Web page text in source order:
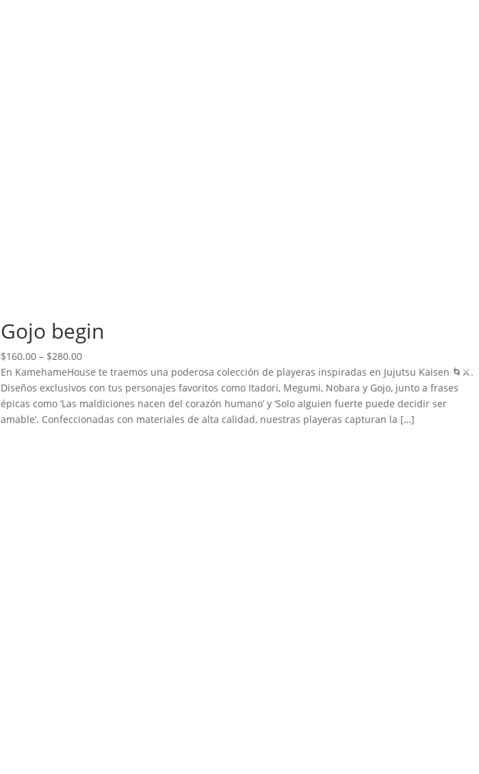
Gojo begin
$160.00 – $280.00Price
range:
$160.00
through
$280.00
En KamehameHouse te traemos una poderosa colección de playeras inspiradas en Jujutsu Kaisen 🌀⚔️.
Diseños exclusivos con tus personajes favoritos como Itadori, Megumi, Nobara y Gojo, junto a frases
épicas como ‘Las maldiciones nacen del corazón humano’ y ‘Solo alguien fuerte puede decidir ser
amable’. Confeccionadas con materiales de alta calidad, nuestras playeras capturan la […]